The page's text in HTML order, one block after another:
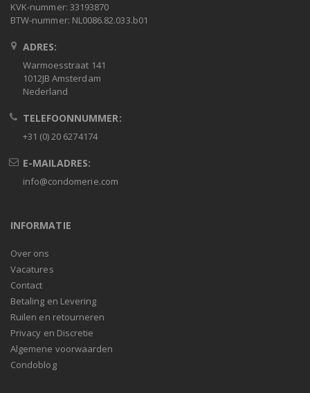
KVK-nummer: 33193870
BTW-nummer: NL0086.82.033.b01
ADRES:
Warmoesstraat 141
1012JB Amsterdam
Nederland
TELEFOONNUMMER:
+31 (0) 20 6274174
E-MAILADRES:
info@condomerie.com
INFORMATIE
Over ons
Vacatures
Contact
Betaling en Levering
Ruilen en retourneren
Privacy en Discretie
Algemene voorwaarden
Condoblog